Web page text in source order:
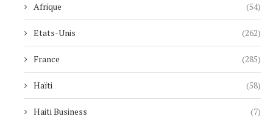
Afrique (54)
Etats-Unis (262)
France (285)
Haïti (58)
Haiti Business (7)